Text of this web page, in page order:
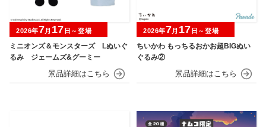
ミニオンズ＆モンスターズ Lぬいぐ
るみ ジェームズ&グーミー
2026年7月 17 日～登場
ちいかわ もっちるおかお超BIGぬい
ぐるみ②
2026年7月 17 日～登場